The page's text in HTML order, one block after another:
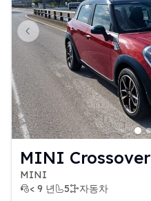
Previous slide
MINI Crossover
MINI
< 9 년
5 자동차
보험 4종 포함